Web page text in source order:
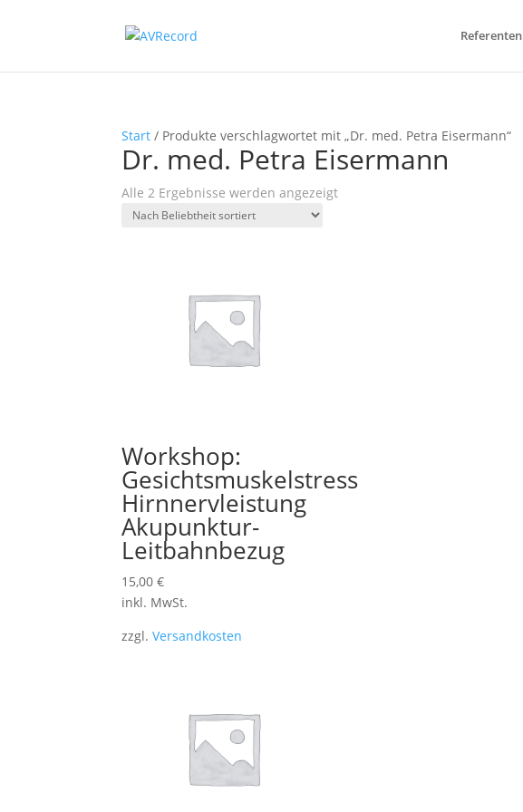
Referenten
Start / Produkte verschlagwortet mit „Dr. med. Petra Eisermann“
Dr. med. Petra Eisermann
Alle 2 Ergebnisse werden angezeigtNach
Workshop:
Gesichtsmuskelstress
Hirnnervleistung
Akupunktur-
Leitbahnbezug
15,00€
inkl. MwSt.
zzgl.Versandkosten